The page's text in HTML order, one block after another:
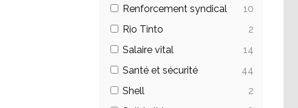
Renforcement syndical
10
Rio Tinto
2
Salaire vital
14
Santé et sécurité
44
Shell
2